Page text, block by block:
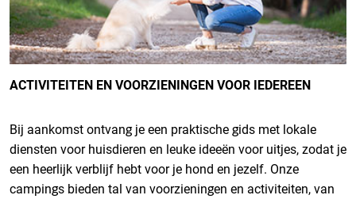
ACTIVITEITEN EN VOORZIENINGEN VOOR IEDEREEN
Bij aankomst ontvang je een praktische gids met lokale
diensten voor huisdieren en leuke ideeën voor uitjes, zodat je
een heerlijk verblijf hebt voor je hond en jezelf. Onze
campings bieden tal van voorzieningen en activiteiten, van